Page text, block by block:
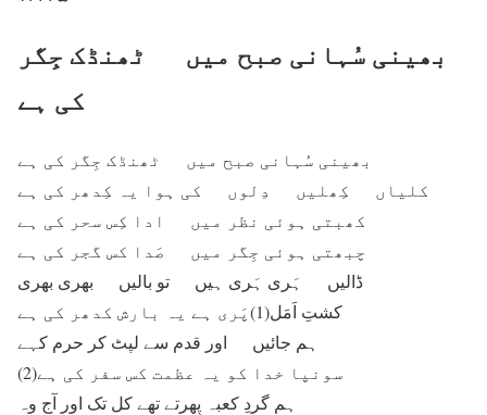
بھینی سُہانی صبح میں ٹھنڈک جِگر
کی ہے
بھینی سُہانی صبح میں ٹھنڈک جِگر کی ہے
کلیاں کِھلیں دِلوں کی ہوا یہ کِدھر کی ہے
کھبتی ہوئی نظر میں ادا کِس سحر کی ہے
چبھتی ہوئی جِگر میں صَدا کس گجر کی ہے
ڈالیں ہَری ہَری ہیں تو بالیں بھری بھری
کشتِ اَمَل(1)پَری ہے یہ بارش کدھر کی ہے
ہم جائیں اور قدم سے لپٹ کر حرم کہے
ہم گردِ کعبہ پِھرتے تھے کل تک اور آج وہ